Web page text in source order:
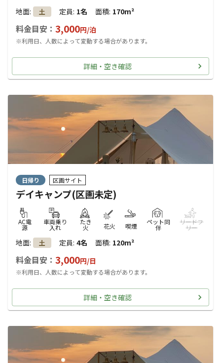
地面: 土 定員: 1名 面積: 170m²
料金目安： 3,000円/泊
※利用日、人数によって変動する場合があります。
詳細・空き確認
日帰り 区画サイト
デイキャンプ(区画未定)
AC電
源
車両乗り
入れ
たき
火 花火 喫煙
ペット同
伴
リードフ
リー
地面: 土 定員: 4名 面積: 120m²
料金目安： 3,000円/日
※利用日、人数によって変動する場合があります。
詳細・空き確認